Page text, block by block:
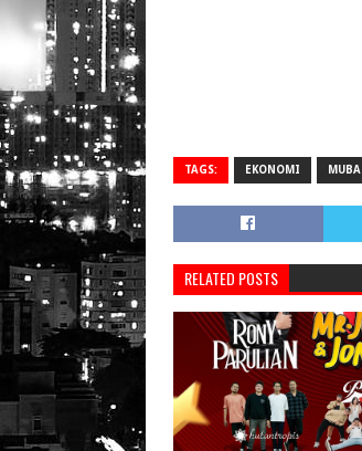
TAGS: EKONOMI MUBA
RELATED POSTS